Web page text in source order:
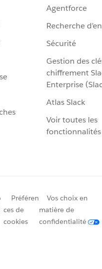
Agentforce
Recherche
Sécurité
Gestion des
chiffrement
Enterprise
Atlas Slack
Voir toutes les
fonctionnalités
Préféren
ces de
cookies
Vos choix en
matière de
confidentialité